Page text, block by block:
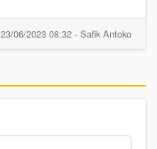
23/06/2023 08:32 - Safik Antoko